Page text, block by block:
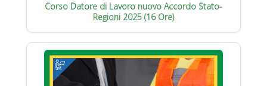
Corso Datore di Lavoro nuovo Accordo Stato-
Regioni 2025 (16 Ore)